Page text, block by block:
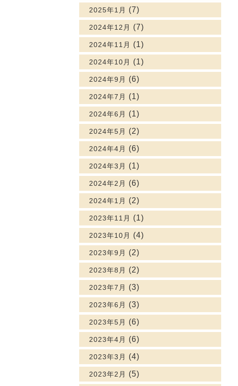
2025年1月 (7)
2024年12月 (7)
2024年11月 (1)
2024年10月 (1)
2024年9月 (6)
2024年7月 (1)
2024年6月 (1)
2024年5月 (2)
2024年4月 (6)
2024年3月 (1)
2024年2月 (6)
2024年1月 (2)
2023年11月 (1)
2023年10月 (4)
2023年9月 (2)
2023年8月 (2)
2023年7月 (3)
2023年6月 (3)
2023年5月 (6)
2023年4月 (6)
2023年3月 (4)
2023年2月 (5)